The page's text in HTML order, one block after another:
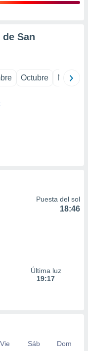
San
Octubre
Puesta del sol
18:46
Última luz
19:17
Vie Sáb
Dom